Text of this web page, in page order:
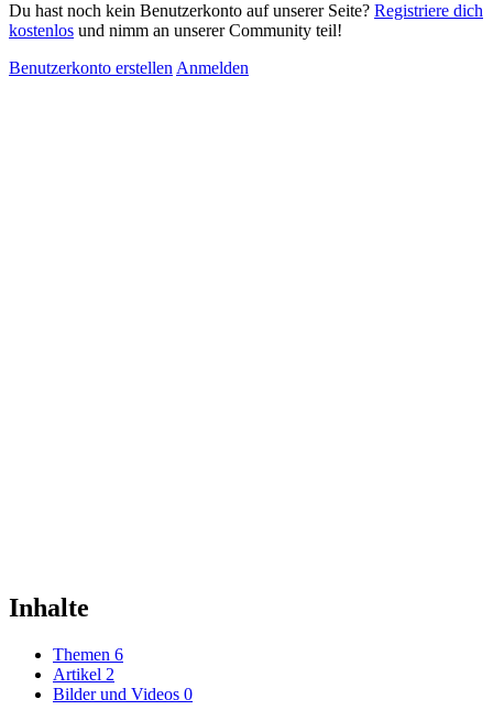
Du hast noch kein Benutzerkonto auf unserer Seite? Registriere dich
kostenlos und nimm an unserer Community teil!
Benutzerkonto erstellen Anmelden
Inhalte
Themen 6
Artikel 2
Bilder und Videos 0